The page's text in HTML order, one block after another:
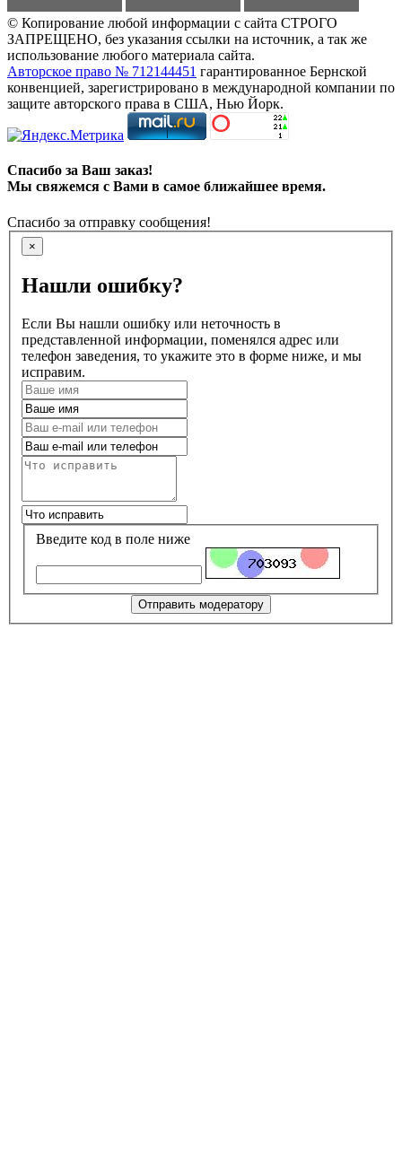
© Копирование любой информации с сайта СТРОГО
ЗАПРЕЩЕНО, без указания ссылки на источник, а так же
использование любого материала сайта.
Авторское право № 712144451 гарантированное Бернской
конвенцией, зарегистрировано в международной компании по
защите авторского права в США, Нью Йорк.
Спасибо за Ваш заказ!
Мы свяжемся с Вами в самое ближайшее время.
Спасибо за отправку сообщения!
×
Нашли ошибку?
Если Вы нашли ошибку или неточность в
представленной информации, поменялся адрес или
телефон заведения, то укажите это в форме ниже, и мы
исправим.
Введите код в поле ниже
Отправить модератору